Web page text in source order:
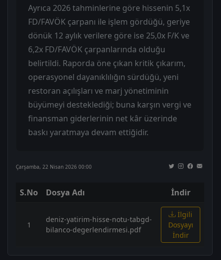
Ayrıca 2026 tahminlerine göre hissenin 5,1x
FD/FAVÖK çarpanı ile işlem gördüğü, geriye
dönük 12 aylık verilere göre ise 25,0x F/K ve
6,2x FD/FAVÖK çarpanlarında olduğu
belirtildi. Raporda öne çıkan kritik çıkarım,
operasyonel dayanıklılığın sürdüğü, yeni
restoran açılışları ve marj yönetiminin
büyümeyi desteklediği; buna karşın vergi ve
finansman giderlerinin net kâr üzerinde
baskı yaratmaya devam ettiğidir.
Çarşamba, 22 Nisan 2026 00:00
S.No Dosya Adı İndir
1
deniz-yatirim-hisse-notu-tabgd-
bilanco-degerlendirmesi.pdf
İlgili
Dosyayı
İndir